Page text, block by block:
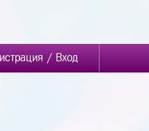
/ Вход